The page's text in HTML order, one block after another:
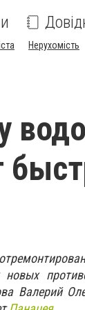
Нерухомість
новых
Валерий